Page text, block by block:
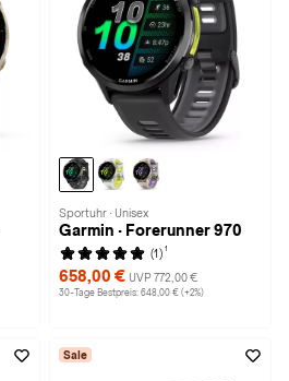
Sportuhr · Unisex
Garmin · Forerunner 970
(1) 1
658,00 € UVP 772,00 €
30-Tage Bestpreis: 648,00 € (+2%)
Sale